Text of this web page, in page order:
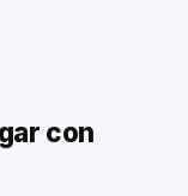
con